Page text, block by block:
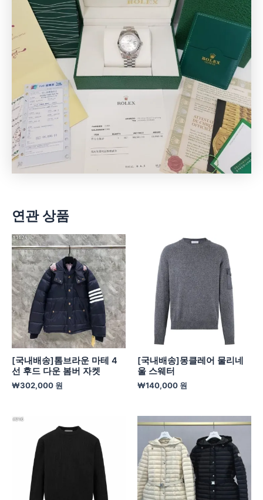
연관 상품
[국내배송]톰브라운 마테 4
선 후드 다운 봄버 자켓
₩302,000 원
[국내배송]몽클레어 물리네
울 스웨터
₩140,000 원